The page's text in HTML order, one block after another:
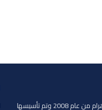
تم تأسيس المجلة العلمية أهرام من عام 2008 وتم تأسيسها